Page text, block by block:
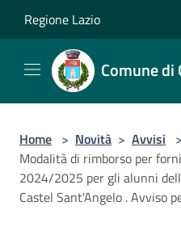
Regione Lazio
Comune di
Home > Novità > Avvisi >
Modalità di rimborso per
2024/2025 per gli alunni
Castel Sant'Angelo . Avviso